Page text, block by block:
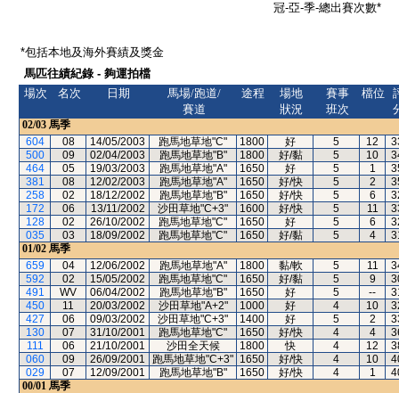
冠-亞-季-總出賽次數*
*包括本地及海外賽績及獎金
馬匹往績紀錄 - 夠運拍檔
場次
名次 日期
馬場/跑道/
賽道
途程
場地
狀況
賽事
班次
檔位
02/03 馬季
604
08 14/05/2003 跑馬地草地"C" 1800 好 5 12
500
09 02/04/2003 跑馬地草地"B" 1800 好/黏 5 10
464
05 19/03/2003 跑馬地草地"A" 1650 好 5 1
381
08 12/02/2003 跑馬地草地"A" 1650 好/快 5 2
258
02 18/12/2002 跑馬地草地"B" 1650 好/快 5 6
172
06 13/11/2002 沙田草地"C+3" 1600 好/快 5 11
128
02 26/10/2002 跑馬地草地"C" 1650 好 5 6
035
03 18/09/2002 跑馬地草地"C" 1650 好/黏 5 4
01/02 馬季
659
04 12/06/2002 跑馬地草地"A" 1800 黏/軟 5 11
592
02 15/05/2002 跑馬地草地"C" 1650 好/黏 5 9
491
WV 06/04/2002 跑馬地草地"B" 1650 好 5 --
450
11 20/03/2002 沙田草地"A+2" 1000 好 4 10
427
06 09/03/2002 沙田草地"C+3" 1400 好 5 2
130
07 31/10/2001 跑馬地草地"C" 1650 好/快 4 4
111
06 21/10/2001 沙田全天候 1800 快 4 12
060
09 26/09/2001 跑馬地草地"C+3" 1650 好/快 4 10
029
07 12/09/2001 跑馬地草地"B" 1650 好/快 4 1
00/01 馬季